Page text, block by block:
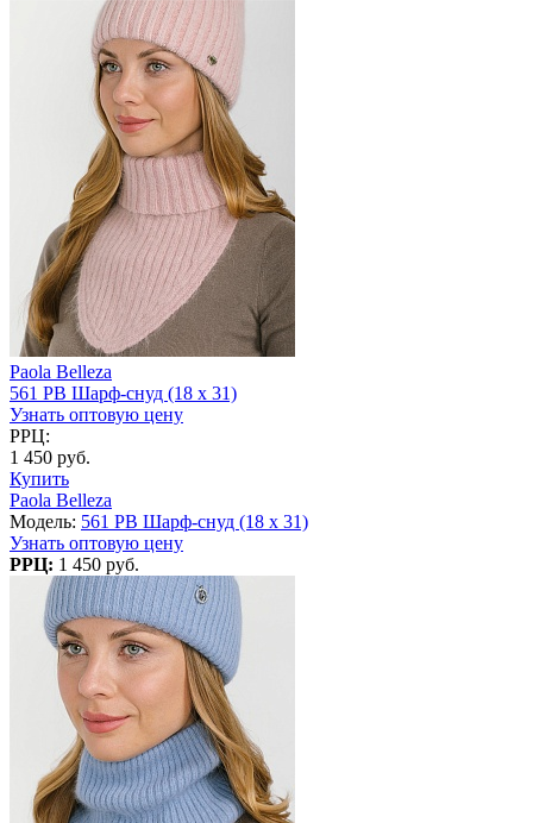
Paola Belleza
561 PB Шарф-снуд (18 x 31)
Узнать оптовую цену
РРЦ:
1 450 руб.
Купить
Paola Belleza
Модель: 561 PB Шарф-снуд (18 x 31)
Узнать оптовую цену
РРЦ: 1 450 руб.